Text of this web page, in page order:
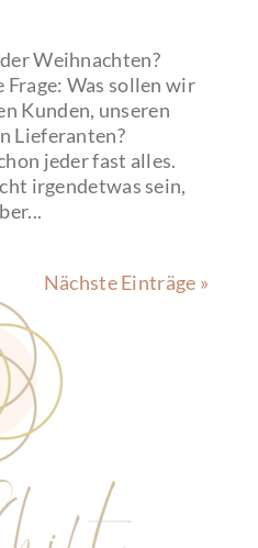
Weihnachten?
Frage: Was sollen wir
Kunden, unseren
Lieferanten?
jeder fast alles.
irgendetwas sein,
Nächste Einträge »